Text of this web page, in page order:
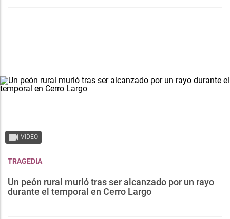
VIDEO
TRAGEDIA
Un peón rural murió tras ser alcanzado por un rayo
durante el temporal en Cerro Largo